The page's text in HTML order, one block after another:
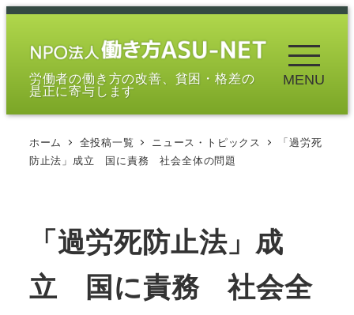
メ
労働者の働き方の改善、貧困・格差の
是正に寄与します
MENU
ホーム 全投稿一覧 ニュース・トピックス
「過労死
防止法」成立 国に責務 社会全体の問題
「過労死防止法」成
立 国に責務 社会全